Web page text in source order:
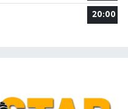
20:00